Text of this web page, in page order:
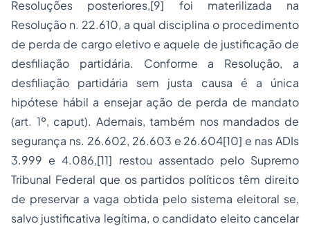
Resoluções posteriores,[9] foi materilizada na
Resolução n. 22.610, a qual disciplina o procedimento
de perda de cargo eletivo e aquele de justificação de
desfiliação partidária. Conforme a Resolução, a
desfiliação partidária sem justa causa é a única
hipótese hábil a ensejar ação de perda de mandato
(art. 1º, caput). Ademais, também nos mandados de
segurança ns. 26.602, 26.603 e 26.604[10] e nas ADIs
3.999 e 4.086,[11] restou assentado pelo Supremo
Tribunal Federal que os partidos políticos têm direito
de preservar a vaga obtida pelo sistema eleitoral se,
salvo justificativa legítima, o candidato eleito cancelar